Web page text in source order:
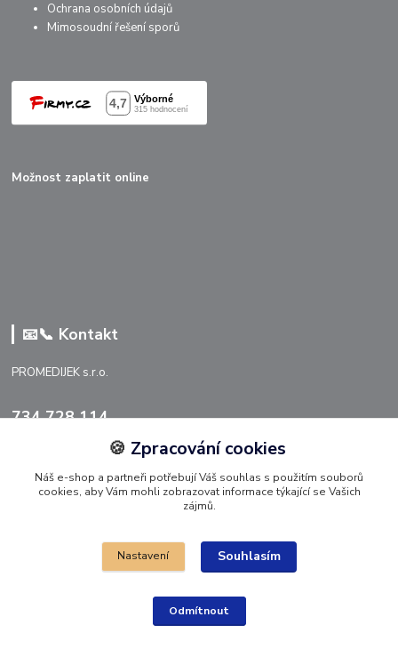
Ochrana osobních údajů
Mimosoudní řešení sporů
Možnost zaplatit online
📧📞 Kontakt
PROMEDIJEK s.r.o.
734 728 114
info@promedijek.cz
© 2026 PROMEDIJEK s.r.o.
🍪 Zpracování cookies
Náš e-shop a partneři potřebují Váš souhlas s použitím souborů
cookies, aby Vám mohli zobrazovat informace týkající se Vašich
zájmů.
Nastavení Souhlasím
Odmítnout